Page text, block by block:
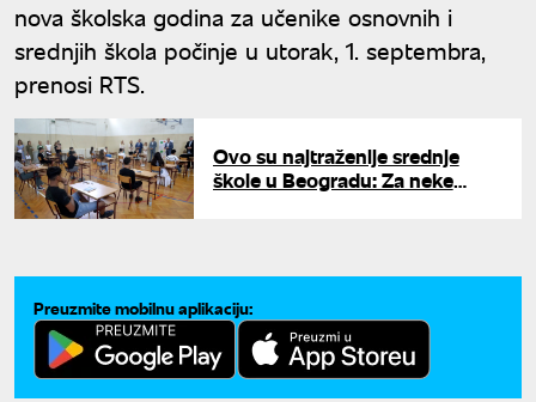
nova školska godina za učenike osnovnih i
srednjih škola počinje u utorak, 1. septembra,
prenosi RTS.
Ovo su najtraženije srednje
škole u Beogradu: Za neke
Preuzmite mobilnu aplikaciju: